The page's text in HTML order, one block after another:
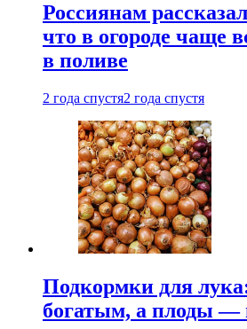
Россиянам
что в огороде чаще
в поливе
2 года спустя2 года спустя
Подкормки для
богатым, а плоды